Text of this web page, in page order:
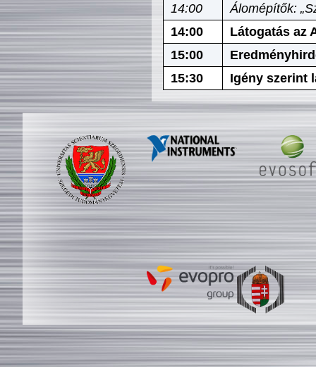
14:00
Álomépítők:
14:00
Látogatás az
15:00
15:30
Igény szerint